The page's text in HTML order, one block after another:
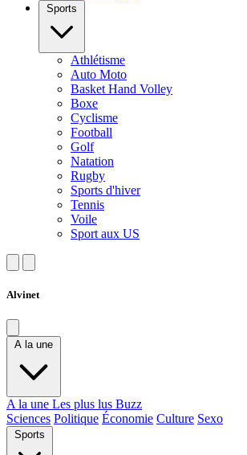
Sports
Athlétisme
Auto Moto
Basket Hand Volley
Boxe
Cyclisme
Football
Golf
Natation
Rugby
Sports d'hiver
Tennis
Voile
Sport aux US
Alvinet
A la une
A la une Les plus lus Buzz
Sciences Politique Économie Culture Sexo
Sports